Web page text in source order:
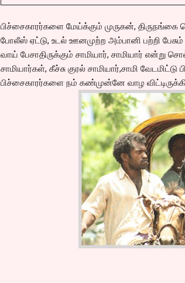
பிச்சைகாரர்களை மேய்க்கும் முருகன்,
போலீஸ் ஏட்டு, உடல் ஊனமுற்ற அம்பானி பற்றி
வாய் பேசாதிருக்கும் சாமியார், சாமியார்
சாமியார்கள், கீச்சு குரல் சாமியார்,சாமி
பிச்சைகாரர்களை நம் கண்முன்னே வாழ